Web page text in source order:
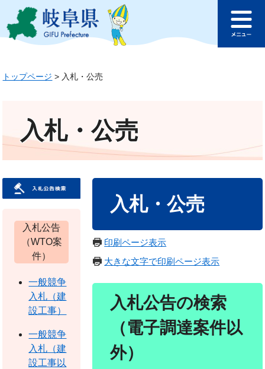
ジ
頭
ュ
飛
本
へ
このページの本文へ
トップページ > 入札・公売
入札・公売
入札・公売
印刷ページ表示
大きな文字で印刷ページ表示
入札公告の検索
（電子調達案件以
外）
入札公告
（WTO案
件）
一般競争
入札（建
設工事）
一般競争
入札（建
設工事以